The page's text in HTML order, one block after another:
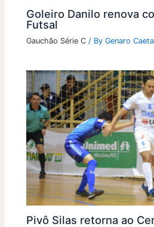
Goleiro Danilo renova
Futsal
Gauchão Série C / ByGenaro
Pivô Silas retorna ao